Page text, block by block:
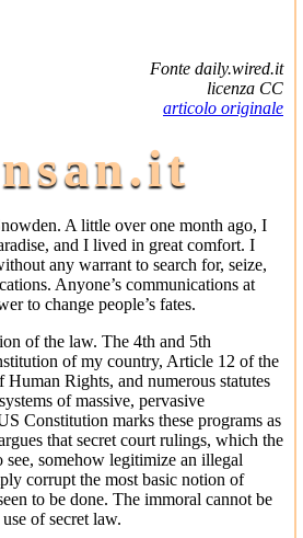
Fonte daily.wired.it
licenza CC
articolo originale
A little over one month ago, I
and I lived in great comfort. I
any warrant to search for, seize,
Anyone’s communications at
to change people’s fates.
of the law. The 4th and 5th
of my country, Article 12 of the
Rights, and numerous statutes
of massive, pervasive
Constitution marks these programs as
that secret court rulings, which the
somehow legitimize an illegal
corrupt the most basic notion of
to be done. The immoral cannot be
of secret law.